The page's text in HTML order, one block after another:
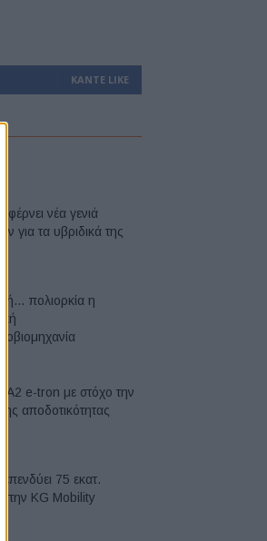
ΚΆΝΤΕ LIKE
φέρνει νέα γενιά
για τα υβριδικά της
πολιορκία η
A2 e-tron με στόχο την
αποδοτικότητας
75 εκατ.
στην KG Mobility